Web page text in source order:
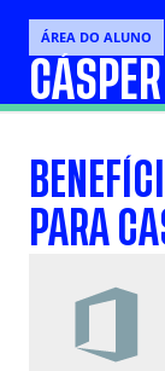
ÁREA DO ALUNO
Bem-vindo,
Acadêmico,
tutoriais de
para sua
PARA